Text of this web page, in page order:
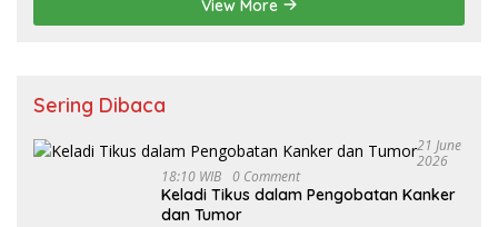
View More
Sering Dibaca
21 June
2026
18:10 WIB 0 Comment
Keladi Tikus dalam Pengobatan Kanker
dan Tumor